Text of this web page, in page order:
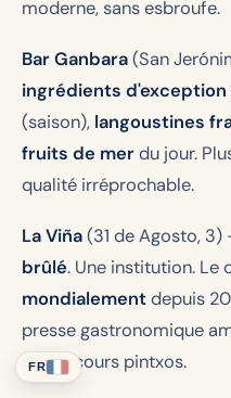
moderne, sans esbroufe.
Bar Ganbara(San
ingrédients d'exception
(saison), langoustines
fruits de merdu jour.
qualité irréprochable.
La Viña(31 de Agosto, 3)
brûlé. Une institution. Le
mondialementdepuis
presse gastronomique
de parcours pintxos.
FR